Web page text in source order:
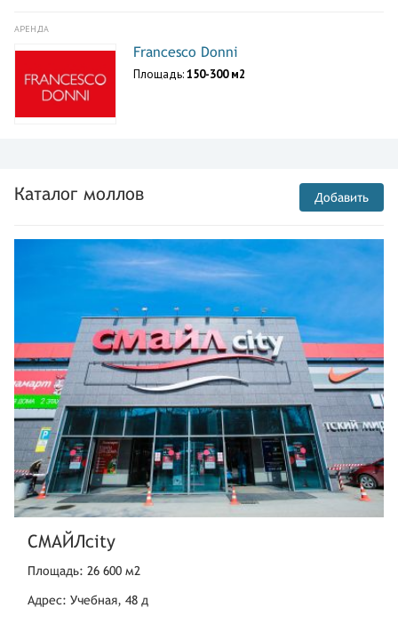
АРЕНДА
Francesco Donni
Площадь:150-300 м2
Каталог моллов Добавить
СМАЙЛcity
Площадь: 26 600 м2
Адрес: Учебная, 48 д